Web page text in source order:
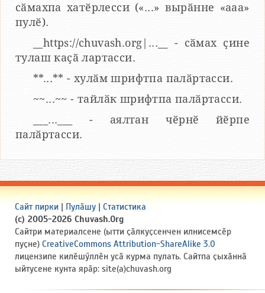
сӑмахпа хатӗрлесси («...» вырӑнне «ааа»
пулӗ).
__https://chuvash.org|...__ - сӑмах ҫине
тулаш каҫӑ лартасси.
**...** - хулӑм шрифтпа палӑртасси.
~~...~~ - тайлӑк шрифтпа палӑртасси.
___...___ - аялтан чӗрнӗ йӗрпе
палӑртасси.
Сайт пирки Пулӑшу
Статистика
(c) 2005-2026 Chuvash.Org
Сайтри материалсене (ытти ҫӑлкуҫсенчен илнисемсӗр
пуҫне) CreativeCommons Attribution-ShareAlike 3.0
лицензипе килӗшӳллӗн усӑ курма пулать. Сайтпа ҫыхӑннӑ
ыйтусене кунта ярӑр: site(a)chuvash.org